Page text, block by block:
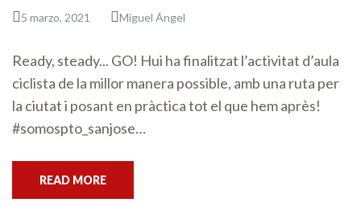
5 marzo, 2021 Miguel Ángel
Ready, steady... GO! Hui ha finalitzat l’activitat d’aula
ciclista de la millor manera possible, amb una ruta per
la ciutat i posant en pràctica tot el que hem après!
#somospto_sanjose…
READ MORE